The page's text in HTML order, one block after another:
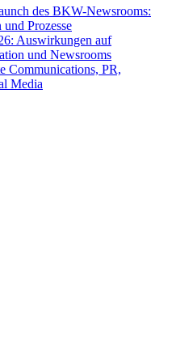
des BKW-Newsrooms:
Prozesse
Auswirkungen auf
und Newsrooms
Communications, PR,
Media